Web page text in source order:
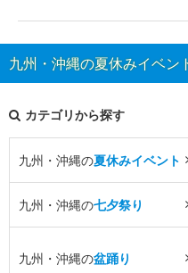
九州・沖縄の夏休みイベン
カテゴリから探す
九州・沖縄の夏休みイベント
九州・沖縄の七夕祭り
九州・沖縄の盆踊り